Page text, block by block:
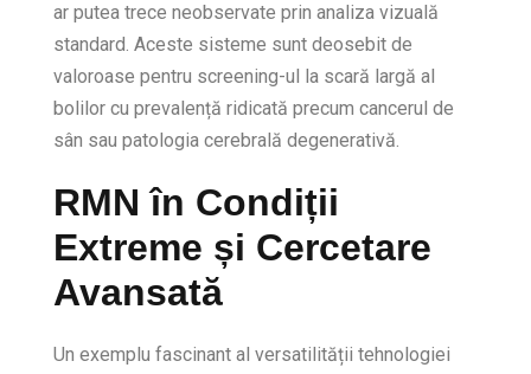
ar putea trece neobservate prin analiza vizuală
standard. Aceste sisteme sunt deosebit de
valoroase pentru screening-ul la scară largă al
bolilor cu prevalență ridicată precum cancerul de
sân sau patologia cerebrală degenerativă.
RMN în Condiții
Extreme și Cercetare
Avansată
Un exemplu fascinant al versatilității tehnologiei